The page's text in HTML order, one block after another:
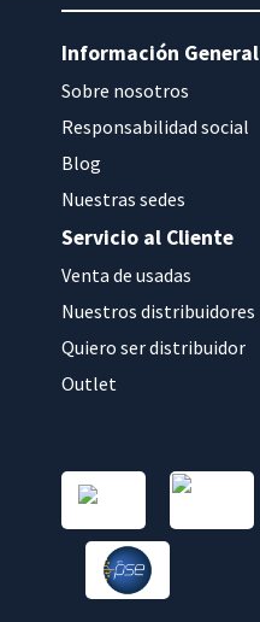
Información General
Sobre nosotros
Responsabilidad social
Blog
Nuestras sedes
Servicio al Cliente
Venta de usadas
Nuestros distribuidores
Quiero ser distribuidor
Outlet